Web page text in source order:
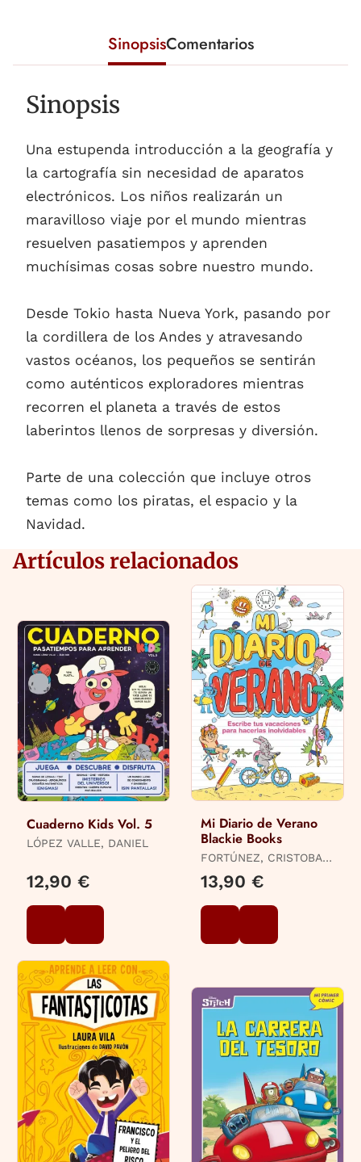
SinopsisComentarios
Sinopsis
Una estupenda introducción a la geografía y
la cartografía sin necesidad de aparatos
electrónicos. Los niños realizarán un
maravilloso viaje por el mundo mientras
resuelven pasatiempos y aprenden
muchísimas cosas sobre nuestro mundo.
Desde Tokio hasta Nueva York, pasando por
la cordillera de los Andes y atravesando
vastos océanos, los pequeños se sentirán
como auténticos exploradores mientras
recorren el planeta a través de estos
laberintos llenos de sorpresas y diversión.
Parte de una colección que incluye otros
temas como los piratas, el espacio y la
Navidad.
Artículos relacionados
Cuaderno Kids Vol. 5
LÓPEZ VALLE, DANIEL
12,90 €
Mi Diario de Verano
Blackie Books
FORTÚNEZ, CRISTOBAL
/ COMITÉ BLACKIE
13,90 €